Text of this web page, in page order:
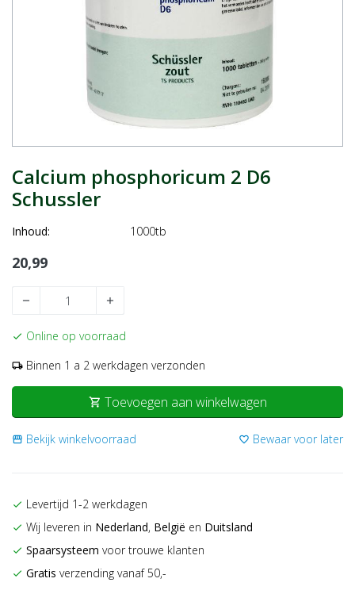
Calcium phosphoricum 2 D6
Schussler
Inhoud: 1000tb
20,99
remove add
check Online op voorraad
local_shipping Binnen 1 a 2 werkdagen verzonden
shopping_cart Toevoegen aan winkelwagen
storefront Bekijk winkelvoorraad favorite_border Bewaar voor later
check Levertijd 1-2 werkdagen
check Wij leveren in Nederland, België en Duitsland
check Spaarsysteem voor trouwe klanten
check Gratis verzending vanaf 50,-